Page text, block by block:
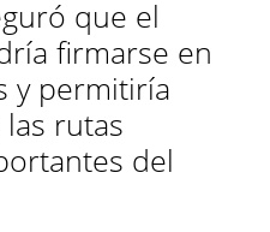
que el
firmarse en
y permitiría
rutas
del